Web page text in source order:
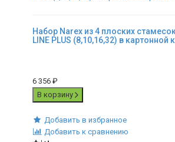
Набор Narex из 4 плоских
LINE PLUS (8,10,16,32) в картонной
6 356 ₽
В корзину
Добавить в избранное
Добавить к сравнению